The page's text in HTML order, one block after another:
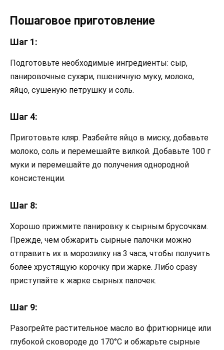
Пошаговое приготовление
Шаг 1:
Подготовьте необходимые ингредиенты: сыр,
панировочные сухари, пшеничную муку, молоко,
яйцо, сушеную петрушку и соль.
Шаг 4:
Приготовьте кляр. Разбейте яйцо в миску, добавьте
молоко, соль и перемешайте вилкой. Добавьте 100 г
муки и перемешайте до получения однородной
консистенции.
Шаг 8:
Хорошо прижмите панировку к сырным брусочкам.
Прежде, чем обжарить сырные палочки можно
отправить их в морозилку на 3 часа, чтобы получить
более хрустящую корочку при жарке. Либо сразу
приступайте к жарке сырных палочек.
Шаг 9:
Разогрейте растительное масло во фритюрнице или
глубокой сковороде до 170°C и обжарьте сырные